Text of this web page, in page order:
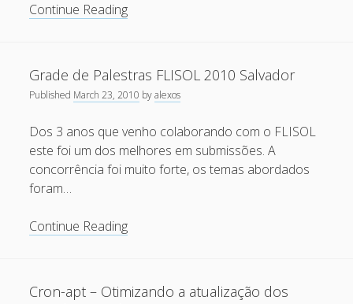
tuxtrackonOtimizando a detecção de ataques de SQLi
nginx no Debian
September 2024
April 2022
September 2020
July 2015
Continue ReadingListadmin:
do
mailman
forma
rápida
e
Grade de Palestras FLISOL 2010 Salvador
Published March 23, 2010 byalexos
Dos 3 anos que venho colaborando com o FLISOL
este foi um dos melhores em submissões. A
concorrência foi muito forte, os temas abordados
foram…
Continue ReadingGrade
FLISOL
Cron-apt – Otimizando a atualização dos